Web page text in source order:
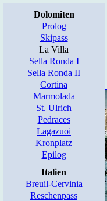
Do­lo­mi­ten
Pro­log
Ski­pass
La Vil­la
Sel­la Ron­da I
Sel­la Ron­da II
Cor­ti­na
Mar­mo­la­da
St. Ul­rich
Pe­dra­ces
La­ga­zu­oi
Kron­platz
Epi­log
Ita­li­en
Breuil-Cer­vi­nia
Re­schen­pass